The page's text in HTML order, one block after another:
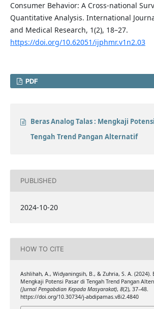
Consumer Behavior: A Cross-national
Quantitative Analysis. International
and Medical Research, 1(2), 18–27.
https://doi.org/10.62051/ijphmr.v1n2.03
PDF
Beras Analog Talas : Mengkaji
Tengah Trend Pangan Alternatif
PUBLISHED
2024-10-20
HOW TO CITE
Ashlihah, A., Widyaningsih, B., & Zuhria, S. A. (2024).
Mengkaji Potensi Pasar di Tengah Trend Pangan
(Jurnal Pengabdian Kepada Masyarakat), 8(2), 37–48.
https://doi.org/10.30734/j-abdipamas.v8i2.4840